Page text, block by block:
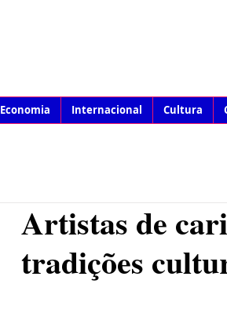
Economia Internacional Cultura
Artistas de
tradições